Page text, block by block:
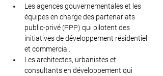
Les agences gouvernementales et les
équipes en charge des partenariats
public-privé (PPP) qui pilotent des
initiatives de développement résidentiel
et commercial.
Les architectes, urbanistes et
consultants en développement qui